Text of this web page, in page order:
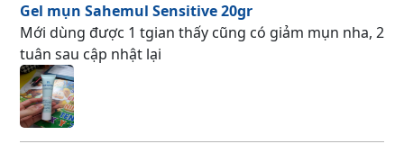
Gel mụn Sahemul Sensitive 20gr
Mới dùng được 1 tgian thấy cũng có giảm mụn nha, 2
tuân sau cập nhật lại